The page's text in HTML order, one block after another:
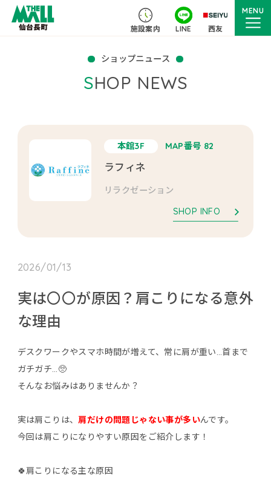
施設案内 LINE 西友
MENU
ショップニュース
SHOP NEWS
本館3F MAP番号 82
ラフィネ
リラクゼーション
SHOP INFO
2026/01/13
実は〇〇が原因？肩こりになる意外
な理由
デスクワークやスマホ時間が増えて、常に肩が重い…首まで
ガチガチ…🥺
そんなお悩みはありませんか？
実は肩こりは、肩だけの問題じゃない事が多いんです。
今回は肩こりになりやすい原因をご紹介します！
🍀肩こりになる主な原因